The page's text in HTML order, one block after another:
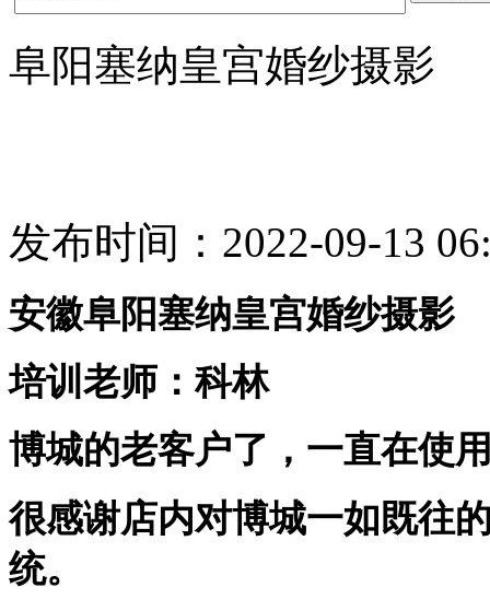
阜阳塞纳皇宫婚纱摄影
发布时间：2022-09-13
安徽阜阳塞纳皇宫婚纱摄影
培训老师：科林
博城的老客户了，一直在使
很感谢店内对博城一如既往
统。